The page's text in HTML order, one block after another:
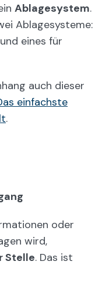
Ablagesystem.
Ablagesysteme:
eines für
auch dieser
einfachste
.
oder
wird,
Stelle. Das ist